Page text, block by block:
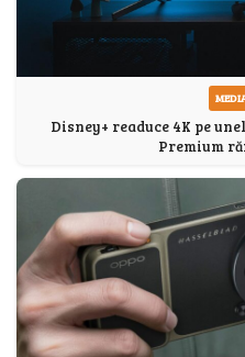
Disney+ readuce 4K pe
Premium